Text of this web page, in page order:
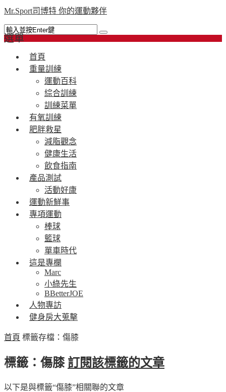
Mr.Sport司博特 你的運動夥伴
選單
首頁
重量訓練
運動百科
綜合訓練
訓練菜單
有氧訓練
肥胖救星
減脂觀念
健康生活
飲食指南
產品測試
活動好康
運動新鮮事
專項運動
棒球
籃球
單車時代
這是專欄
Marc
小綠先生
BBetterJOE
人物專訪
健身房大蒐擊
首頁 標籤存檔：傷膝
標籤：傷膝 訂閱該標籤的文章
以下是與標籤“傷膝”相關聯的文章